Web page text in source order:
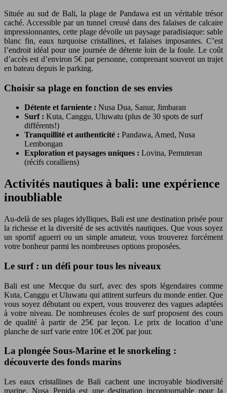
Située au sud de Bali, la plage de Pandawa est un véritable trésor
caché. Accessible par un tunnel creusé dans des falaises de calcaire
impressionnantes, cette plage dévoile un paysage paradisiaque: sable
blanc fin, eaux turquoise cristallines, et falaises imposantes. C’est
l’endroit idéal pour une journée de détente loin de la foule. Le coût
d’accès est d’environ 5€ par personne, comprenant souvent un trajet
en bateau depuis le parking.
Choisir sa plage en fonction de ses envies
Détente et farniente : Nusa Dua, Sanur, Jimbaran
Surf : Kuta, Canggu, Uluwatu (plus de 30 spots de surf
différents!)
Tranquillité et authenticité : Pandawa, Amed, Nusa
Lembongan
Exploration et paysages uniques : Lovina, Pemuteran
(récifs coralliens)
Activités nautiques à bali: une expérience
inoubliable
Au-delà de ses plages idylliques, Bali est une destination prisée pour
la richesse et la diversité de ses activités nautiques. Que vous soyez
un sportif aguerri ou un simple amateur, vous trouverez forcément
votre bonheur parmi les nombreuses options proposées.
Le surf : un défi pour tous les niveaux
Bali est une Mecque du surf, avec des spots légendaires comme
Kuta, Canggu et Uluwatu qui attirent surfeurs du monde entier. Que
vous soyez débutant ou expert, vous trouverez des vagues adaptées
à votre niveau. De nombreuses écoles de surf proposent des cours
de qualité à partir de 25€ par leçon. Le prix de location d’une
planche de surf varie entre 10€ et 20€ par jour.
La plongée Sous-Marine et le snorkeling :
découverte des fonds marins
Les eaux cristallines de Bali cachent une incroyable biodiversité
marine. Nusa Penida est une destination incontournable pour la